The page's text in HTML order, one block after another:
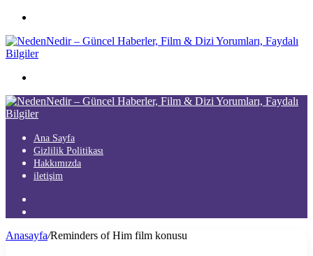
...
Ana Sayfa
Gizlilik Politikası
Hakkımızda
iletişim
...
Anasayfa/Reminders of Him film konusu